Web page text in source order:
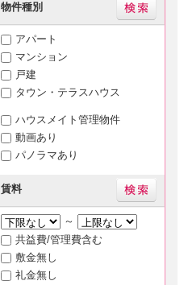
物件種別
アパート
マンション
戸建
タウン・テラスハウス
ハウスメイト管理物件
動画あり
パノラマあり
賃料
～
共益費/管理費含む
敷金無し
礼金無し